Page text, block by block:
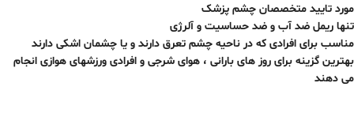
مورد تایید متخصصان چشم پزشک
تنها ریمل ضد آب و ضد حساسیت و آلرژی
مناسب برای افرادی که در ناحیه چشم تعرق دارند و یا چشمان اشکی دارند
بهترین گزینه برای روز های بارانی ، هوای شرجی و افرادی ورزشهای هوازی انجام
می دهند